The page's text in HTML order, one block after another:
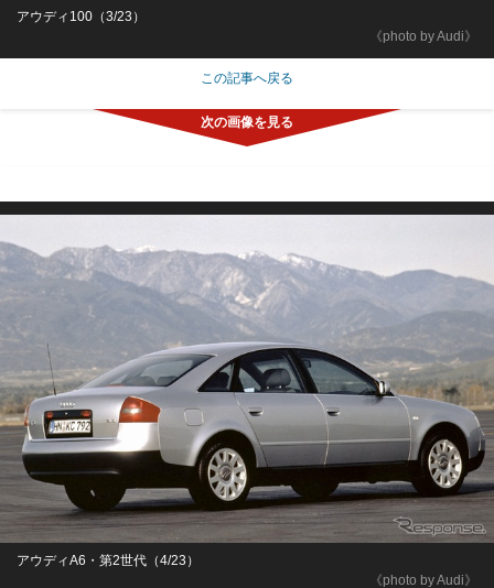
《photo by Audi》
アウディ100（3/23）
この記事へ戻る
《photo by Audi》
アウディA6・第2世代（4/23）